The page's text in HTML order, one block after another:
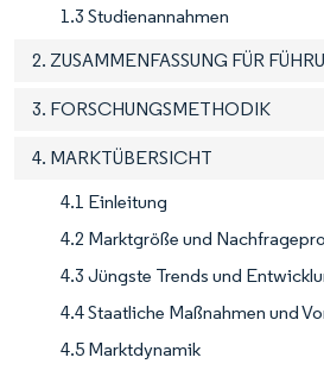
1.3 Studienannahmen
2. ZUSAMMENFASSUNG FÜR
3. FORSCHUNGSMETHODIK
4. MARKTÜBERSICHT
4.1 Einleitung
4.2 Marktgröße und
4.3 Jüngste Trends und
4.4 Staatliche Maßnahmen und
4.5 Marktdynamik